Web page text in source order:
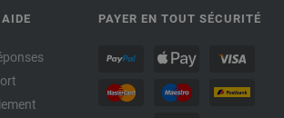
PAYER EN TOUT SÉCURITÉ